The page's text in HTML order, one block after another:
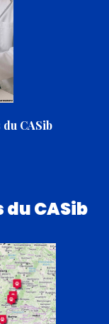
CASib
CASib